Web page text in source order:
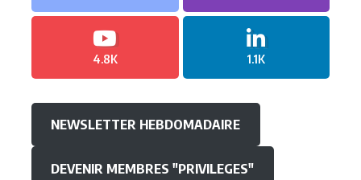
4.8K 1.1K
NEWSLETTER HEBDOMADAIRE
DEVENIR MEMBRES "PRIVILEGES"